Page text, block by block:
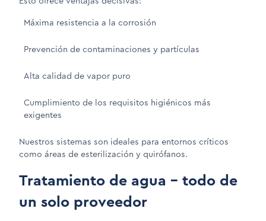
Máxima resistencia a la corrosión
Prevención de contaminaciones y partículas
Alta calidad de vapor puro
Cumplimiento de los requisitos higiénicos más
exigentes
Nuestros sistemas son ideales para entornos críticos
como áreas de esterilización y quirófanos.
Tratamiento de agua – todo de
un solo proveedor